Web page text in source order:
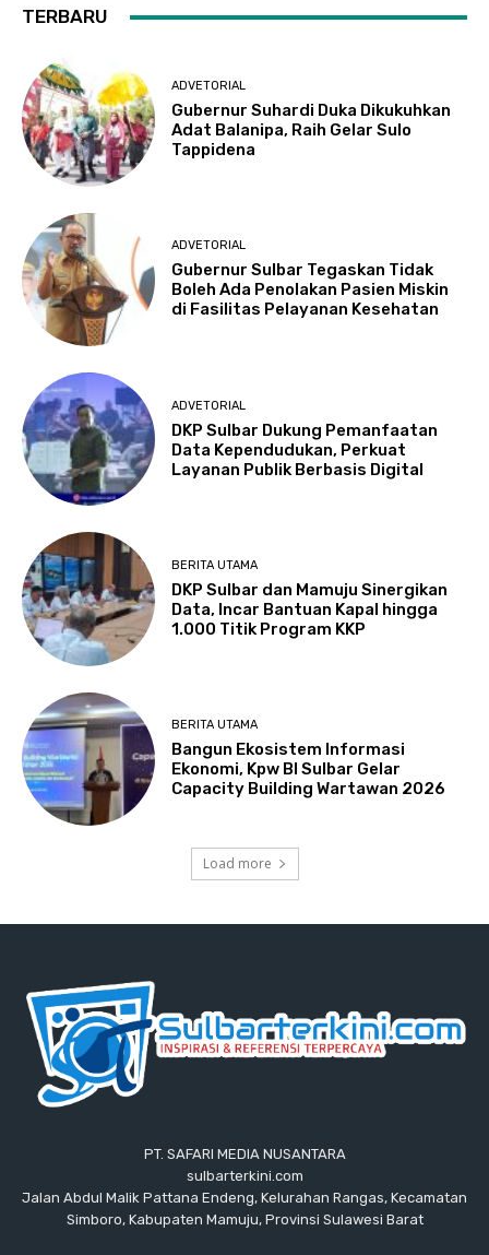
TERBARU
ADVETORIAL
Gubernur Suhardi Duka Dikukuhkan
Adat Balanipa, Raih Gelar Sulo
Tappidena
ADVETORIAL
Gubernur Sulbar Tegaskan Tidak
Boleh Ada Penolakan Pasien Miskin
di Fasilitas Pelayanan Kesehatan
ADVETORIAL
DKP Sulbar Dukung Pemanfaatan
Data Kependudukan, Perkuat
Layanan Publik Berbasis Digital
BERITA UTAMA
DKP Sulbar dan Mamuju Sinergikan
Data, Incar Bantuan Kapal hingga
1.000 Titik Program KKP
BERITA UTAMA
Bangun Ekosistem Informasi
Ekonomi, Kpw BI Sulbar Gelar
Capacity Building Wartawan 2026
Load more
PT. SAFARI MEDIA NUSANTARA
sulbarterkini.com
Jalan Abdul Malik Pattana Endeng, Kelurahan Rangas, Kecamatan
Simboro, Kabupaten Mamuju, Provinsi Sulawesi Barat